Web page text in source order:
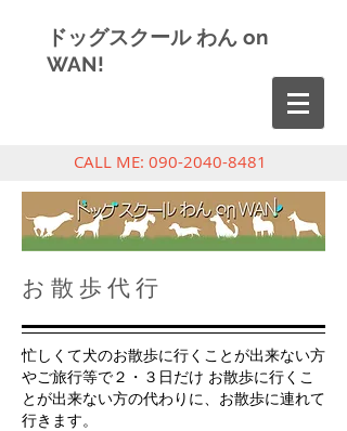
ドッグスクール わん on
WAN!
CALL ME: 090-2040-8481
お 散 歩 代 行
忙しくて犬のお散歩に行くことが出来ない方
やご旅行等で２・３日だけ お散歩に行くこ
とが出来ない方の代わりに、お散歩に連れて
行きます。